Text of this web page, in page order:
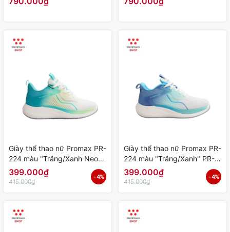
Chính Hãng
Chính Hãng
Giày thể thao nữ Promax PR-
224 màu "Trắng/Xanh Neon"
PR-224-05 - Hàng Chính
Hãng
399.000₫
415.000₫
- 4%
Giày thể thao nữ Promax PR-
224 màu "Trắng/Xanh" PR-
224-04 - Hàng Chính Hãng
399.000₫
415.000₫
- 4%